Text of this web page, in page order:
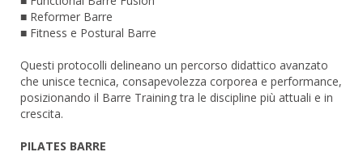
■ Reformer Barre
■ Fitness e Postural Barre
Questi protocolli delineano un percorso didattico avanzato
che unisce tecnica, consapevolezza corporea e performance,
posizionando il Barre Training tra le discipline più attuali e in
crescita.
PILATES BARRE